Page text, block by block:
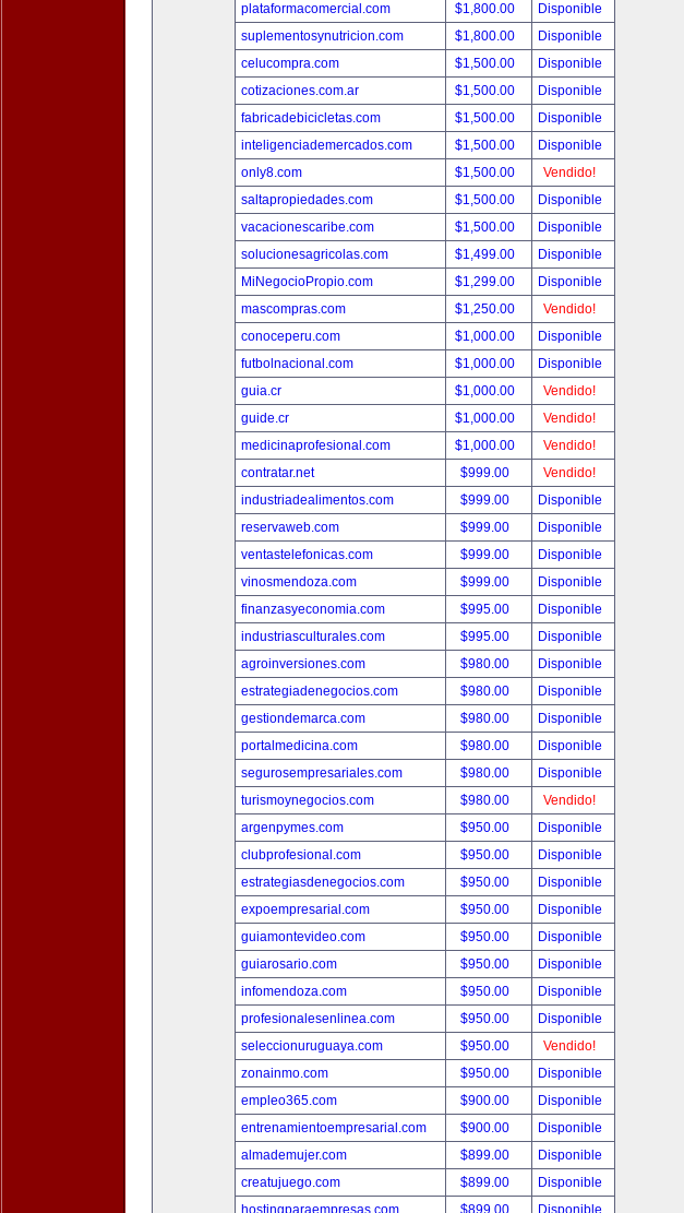
plataformacomercial.com
$1,800.00
Disponible
suplementosynutricion.com
$1,800.00
Disponible
celucompra.com
$1,500.00
Disponible
cotizaciones.com.ar
$1,500.00
Disponible
fabricadebicicletas.com
$1,500.00
Disponible
inteligenciademercados.com
$1,500.00
Disponible
only8.com
$1,500.00
Vendido!
saltapropiedades.com
$1,500.00
Disponible
vacacionescaribe.com
$1,500.00
Disponible
solucionesagricolas.com
$1,499.00
Disponible
MiNegocioPropio.com
$1,299.00
Disponible
mascompras.com
$1,250.00
Vendido!
conoceperu.com
$1,000.00
Disponible
futbolnacional.com
$1,000.00
Disponible
guia.cr
$1,000.00
Vendido!
guide.cr
$1,000.00
Vendido!
medicinaprofesional.com
$1,000.00
Vendido!
contratar.net
$999.00
Vendido!
industriadealimentos.com
$999.00
Disponible
reservaweb.com
$999.00
Disponible
ventastelefonicas.com
$999.00
Disponible
vinosmendoza.com
$999.00
Disponible
finanzasyeconomia.com
$995.00
Disponible
industriasculturales.com
$995.00
Disponible
agroinversiones.com
$980.00
Disponible
estrategiadenegocios.com
$980.00
Disponible
gestiondemarca.com
$980.00
Disponible
portalmedicina.com
$980.00
Disponible
segurosempresariales.com
$980.00
Disponible
turismoynegocios.com
$980.00
Vendido!
argenpymes.com
$950.00
Disponible
clubprofesional.com
$950.00
Disponible
estrategiasdenegocios.com
$950.00
Disponible
expoempresarial.com
$950.00
Disponible
guiamontevideo.com
$950.00
Disponible
guiarosario.com
$950.00
Disponible
infomendoza.com
$950.00
Disponible
profesionalesenlinea.com
$950.00
Disponible
seleccionuruguaya.com
$950.00
Vendido!
zonainmo.com
$950.00
Disponible
empleo365.com
$900.00
Disponible
entrenamientoempresarial.com
$900.00
Disponible
almademujer.com
$899.00
Disponible
creatujuego.com
$899.00
Disponible
hostingparaempresas.com
$899.00
Disponible